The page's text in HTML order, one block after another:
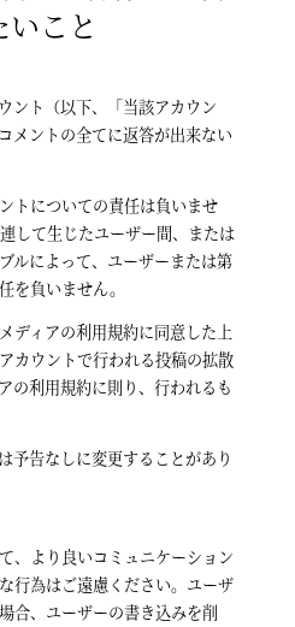
こと
ント（以下、「当該アカウン
メントの全てに返答が出来ない
トについての責任は負いませ
して生じたユーザー間、または
ルによって、ユーザーまたは第
を負いません。
ディアの利用規約に同意した上
カウントで行われる投稿の拡散
の利用規約に則り、行われるも
予告なしに変更することがあり
、より良いコミュニケーション
行為はご遠慮ください。ユーザ
合、ユーザーの書き込みを削